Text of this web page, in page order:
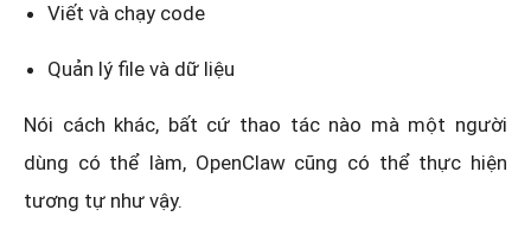
Viết và chạy code
Quản lý file và dữ liệu
Nói cách khác, bất cứ thao tác nào mà một người
dùng có thể làm, OpenClaw cũng có thể thực hiện
tương tự như vậy.